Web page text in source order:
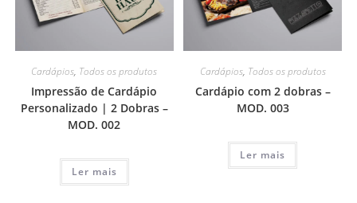
Cardápios, Todos os produtos
Impressão de Cardápio
Personalizado | 2 Dobras –
MOD. 002
Ler mais
Cardápios, Todos os produtos
Cardápio com 2 dobras –
MOD. 003
Ler mais